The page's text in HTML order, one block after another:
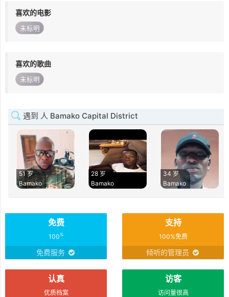
喜欢的电影
未标明
喜欢的歌曲
未标明
遇到 人 Bamako Capital District
51 岁
Bamako
28 岁
Bamako
34 岁
Bamako
免费
100%
免费服务
支持
100%免费
倾听的管理员
认真
优质档案
访客
访问量很高